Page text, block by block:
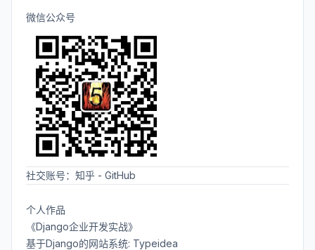
微信公众号
社交账号： 知乎 - GitHub
个人作品
《Django企业开发实战》
基于Django的网站系统: Typeidea